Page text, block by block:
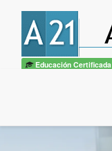
Educación Certificada